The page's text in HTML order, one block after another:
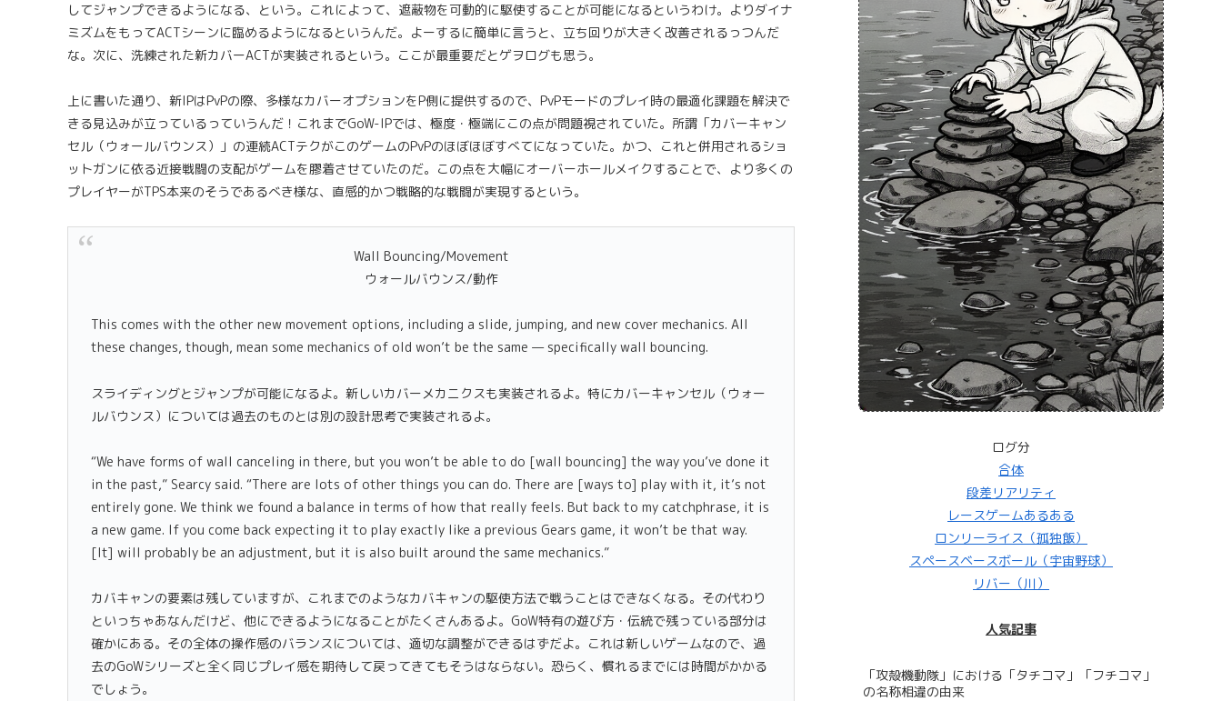
してジャンプできるようになる、という。これによって、遮蔽物を可動的に駆使することが可能になるというわけ。よりダイナ
ミズムをもってACTシーンに臨めるようになるというんだ。よーするに簡単に言うと、立ち回りが大きく改善されるっつんだ
な。次に、洗練された新カバーACTが実装されるという。ここが最重要だとゲヲログも思う。
上に書いた通り、新IPはPvPの際、多様なカバーオプションをP側に提供するので、PvPモードのプレイ時の最適化課題を解決で
きる見込みが立っているっていうんだ！これまでGoW-IPでは、極度・極端にこの点が問題視されていた。所謂「カバーキャン
セル（ウォールバウンス）」の連続ACTテクがこのゲームのPvPのほぼほぼすべてになっていた。かつ、これと併用されるショ
ットガンに依る近接戦闘の支配がゲームを膠着させていたのだ。この点を大幅にオーバーホールメイクすることで、より多くの
プレイヤーがTPS本来のそうであるべき様な、直感的かつ戦略的な戦闘が実現するという。
Wall Bouncing/Movement
ウォールバウンス/動作
This comes with the other new movement options, including a slide, jumping, and new cover mechanics. All
these changes, though, mean some mechanics of old won’t be the same — specifically wall bouncing.
スライディングとジャンプが可能になるよ。新しいカバーメカニクスも実装されるよ。特にカバーキャンセル（ウォー
ルバウンス）については過去のものとは別の設計思考で実装されるよ。
“We have forms of wall canceling in there, but you won’t be able to do [wall bouncing] the way you’ve done it
in the past,” Searcy said. “There are lots of other things you can do. There are [ways to] play with it, it’s not
entirely gone. We think we found a balance in terms of how that really feels. But back to my catchphrase, it is
a new game. If you come back expecting it to play exactly like a previous Gears game, it won’t be that way.
[It] will probably be an adjustment, but it is also built around the same mechanics.”
カバキャンの要素は残していますが、これまでのようなカバキャンの駆使方法で戦うことはできなくなる。その代わり
といっちゃあなんだけど、他にできるようになることがたくさんあるよ。GoW特有の遊び方・伝統で残っている部分は
確かにある。その全体の操作感のバランスについては、適切な調整ができるはずだよ。これは新しいゲームなので、過
去のGoWシリーズと全く同じプレイ感を期待して戻ってきてもそうはならない。恐らく、慣れるまでには時間がかかる
でしょう。
ログ分
合体
段差リアリティ
レースゲームあるある
ロンリーライス（孤独飯）
スペースベースボール（宇宙野球）
リバー（川）
人気記事
「攻殻機動隊」における「タチコマ」「フチコマ」
の名称相違の由来